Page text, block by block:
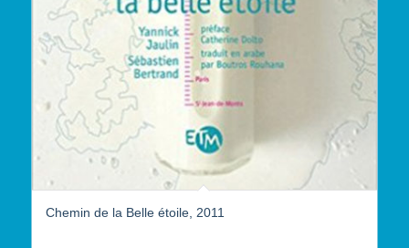
Chemin de la Belle étoile, 2011